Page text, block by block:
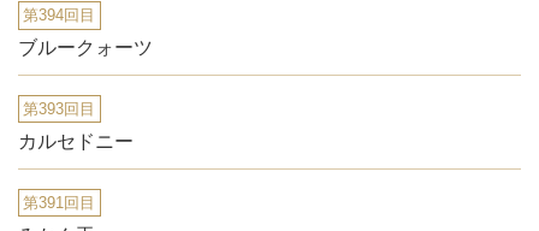
第394回目
ブルークォーツ
第393回目
カルセドニー
第391回目